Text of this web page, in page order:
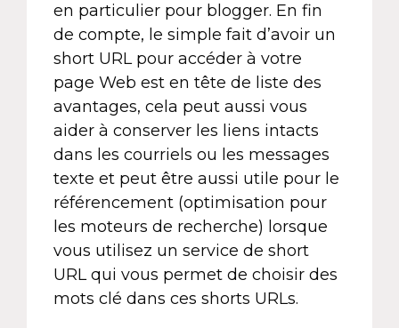
en particulier pour blogger. En fin
de compte, le simple fait d’avoir un
short URL pour accéder à votre
page Web est en tête de liste des
avantages, cela peut aussi vous
aider à conserver les liens intacts
dans les courriels ou les messages
texte et peut être aussi utile pour le
référencement (optimisation pour
les moteurs de recherche) lorsque
vous utilisez un service de short
URL qui vous permet de choisir des
mots clé dans ces shorts URLs.